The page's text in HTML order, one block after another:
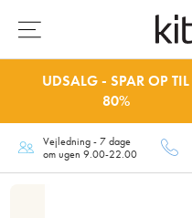
UDSALG - SPAR OP TIL
80%
Vejledning - 7 dage
om ugen 9.00-22.00